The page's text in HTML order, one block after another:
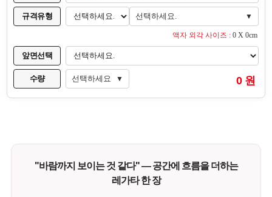
규격유형 선택하세요. ▼
액자 외각 사이즈 : 0 X 0cm
앞면선택
수량 선택하세요 ▼ 0 원
"바람까지 보이는 것 같다" — 공간에 흐름을 더하는
레가타 한 장